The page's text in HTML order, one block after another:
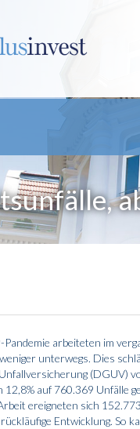
arbeiteten im
unterwegs. Dies
(DGUV)
auf 760.369 Unfälle
ereigneten sich
Entwicklung. So